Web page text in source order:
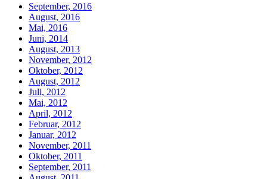
September, 2016
August, 2016
Mai, 2016
Juni, 2014
August, 2013
November, 2012
Oktober, 2012
August, 2012
Juli, 2012
Mai, 2012
April, 2012
Februar, 2012
Januar, 2012
November, 2011
Oktober, 2011
September, 2011